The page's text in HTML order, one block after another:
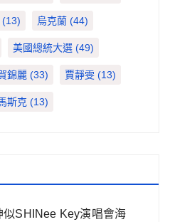
(13) 烏克蘭 (44)
美國總統大選 (49)
錦麗 (33) 賈靜雯 (13)
斯克 (13)
似SHINee Key演唱會海